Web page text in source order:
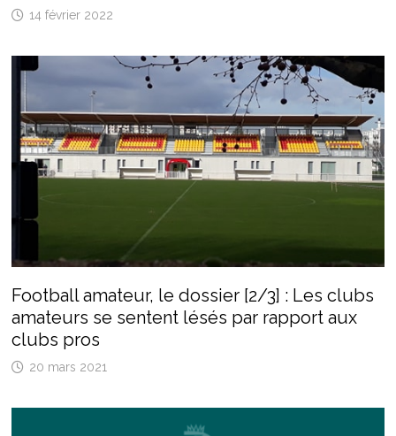
14 février 2022
Football amateur, le dossier [2/3] : Les clubs
amateurs se sentent lésés par rapport aux
clubs pros
20 mars 2021